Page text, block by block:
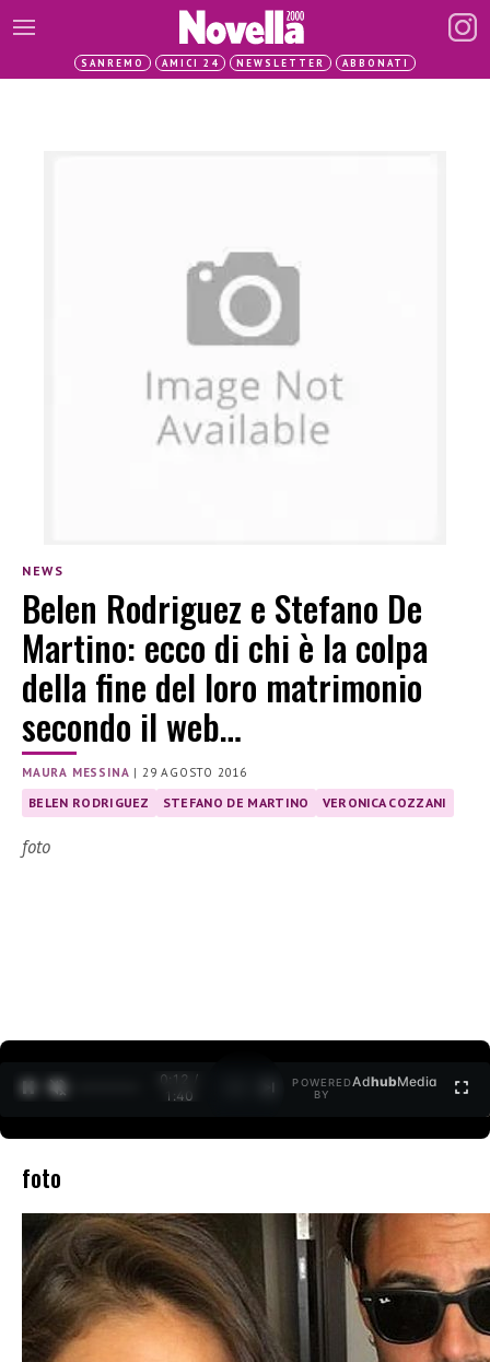
SANREMO AMICI 24 NEWSLETTER ABBONATI
NEWS
Belen Rodriguez e Stefano De
Martino: ecco di chi è la colpa
della fine del loro matrimonio
secondo il web…
MAURA MESSINA | 29 AGOSTO 2016
BELEN RODRIGUEZ STEFANO DE MARTINO VERONICA COZZANI
foto
0:12 /
1:40
POWERED
BY
AdhubMedia
foto